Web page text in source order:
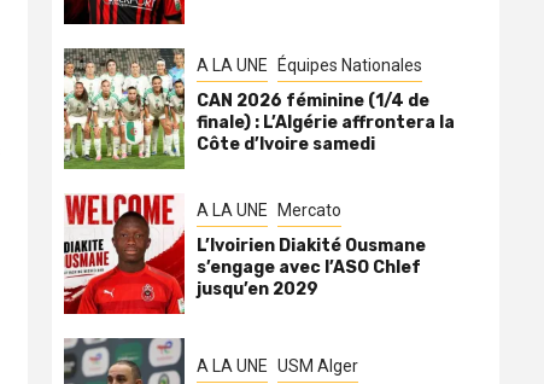
A LA UNE Équipes Nationales
CAN 2026 féminine (1/4 de
finale) : L’Algérie affrontera la
Côte d’Ivoire samedi
A LA UNE Mercato
L’Ivoirien Diakité Ousmane
s’engage avec l’ASO Chlef
jusqu’en 2029
A LA UNE USM Alger